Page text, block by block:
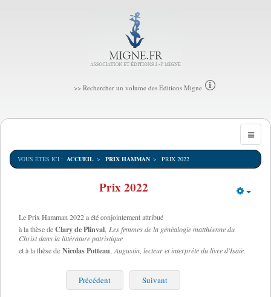
>> Rechercher un volume des Editions Migne
VOUS ÊTES ICI : ACCUEIL PRIX HAMMAN PRIX 2022
Prix 2022
Le Prix Hamman 2022 a été conjointement attribué
à la thèse deClary de Plinval Les femmes de la généalogie matthéenne du
Christ dans la littérature patristique
et à la thèse de Nicolas Potteau Augustin, lecteur et interprète du livre d'Isaïe.
Précédent Suivant